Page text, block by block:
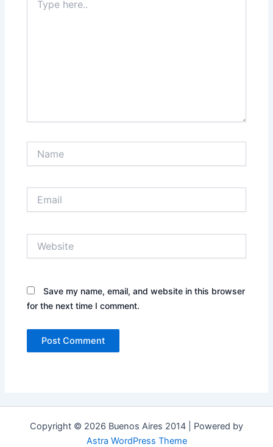
here..
Save my name, email, and website in this browser
for the next time I comment.
Copyright © 2026 Buenos Aires 2014 | Powered by
Astra WordPress Theme